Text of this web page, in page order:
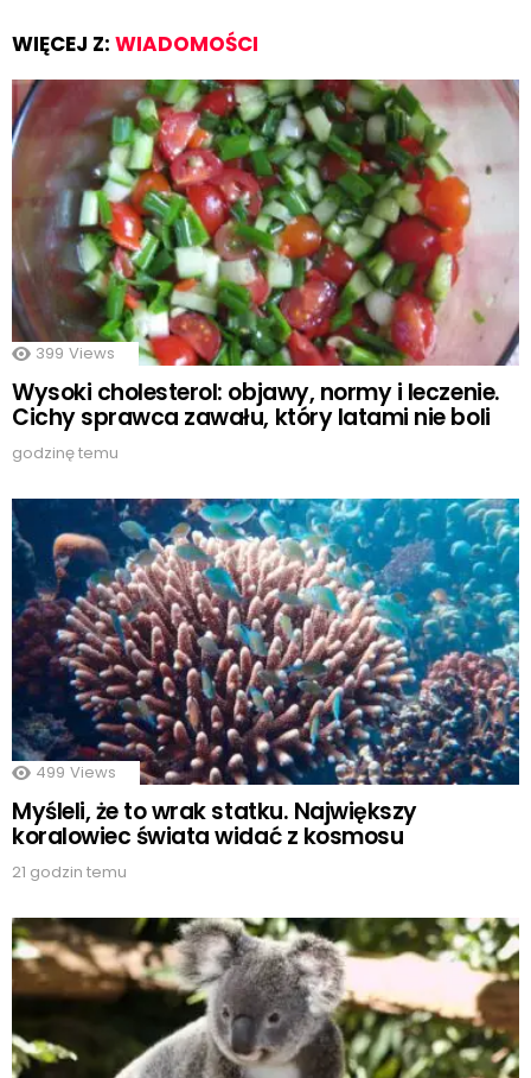
WIĘCEJ Z: WIADOMOŚCI
399 Views
Wysoki cholesterol: objawy, normy i leczenie.
Cichy sprawca zawału, który latami nie boli
godzinę temu
499 Views
Myśleli, że to wrak statku. Największy
koralowiec świata widać z kosmosu
21 godzin temu